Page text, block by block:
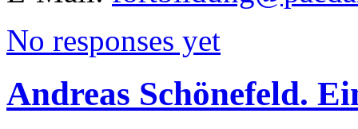
No responses yet
Andreas Schönefeld.